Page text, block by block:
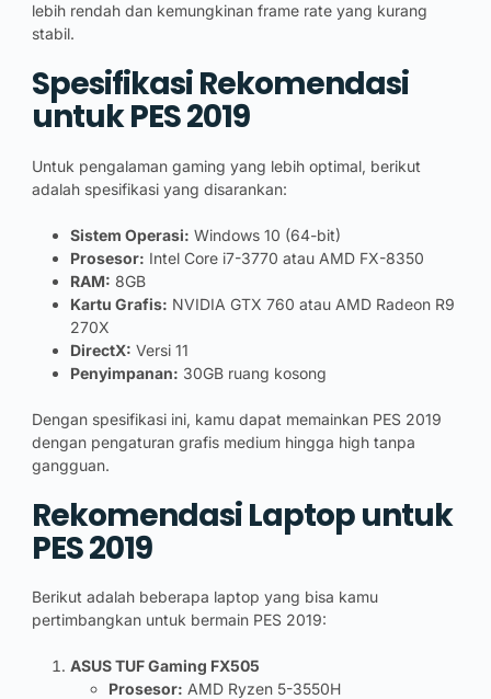
lebih rendah dan kemungkinan frame rate yang kurang
stabil.
Spesifikasi Rekomendasi
untuk PES 2019
Untuk pengalaman gaming yang lebih optimal, berikut
adalah spesifikasi yang disarankan:
Sistem Operasi: Windows 10 (64-bit)
Prosesor: Intel Core i7-3770 atau AMD FX-8350
RAM: 8GB
Kartu Grafis: NVIDIA GTX 760 atau AMD Radeon R9
270X
DirectX: Versi 11
Penyimpanan: 30GB ruang kosong
Dengan spesifikasi ini, kamu dapat memainkan PES 2019
dengan pengaturan grafis medium hingga high tanpa
gangguan.
Rekomendasi Laptop untuk
PES 2019
Berikut adalah beberapa laptop yang bisa kamu
pertimbangkan untuk bermain PES 2019:
ASUS TUF Gaming FX505
Prosesor: AMD Ryzen 5-3550H